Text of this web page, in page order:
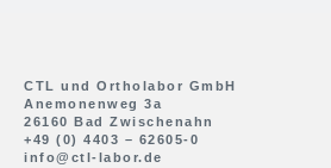
CTL und Ortholabor GmbH
Anemonenweg 3a
26160 Bad Zwischenahn
+49 (0) 4403 – 62605-0
info@ctl-labor.de